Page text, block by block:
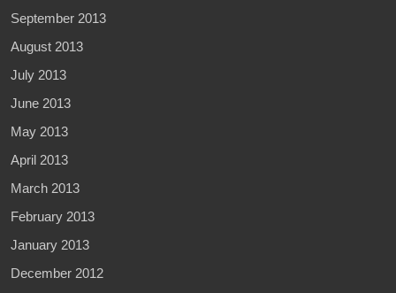
September 2013
August 2013
July 2013
June 2013
May 2013
April 2013
March 2013
February 2013
January 2013
December 2012